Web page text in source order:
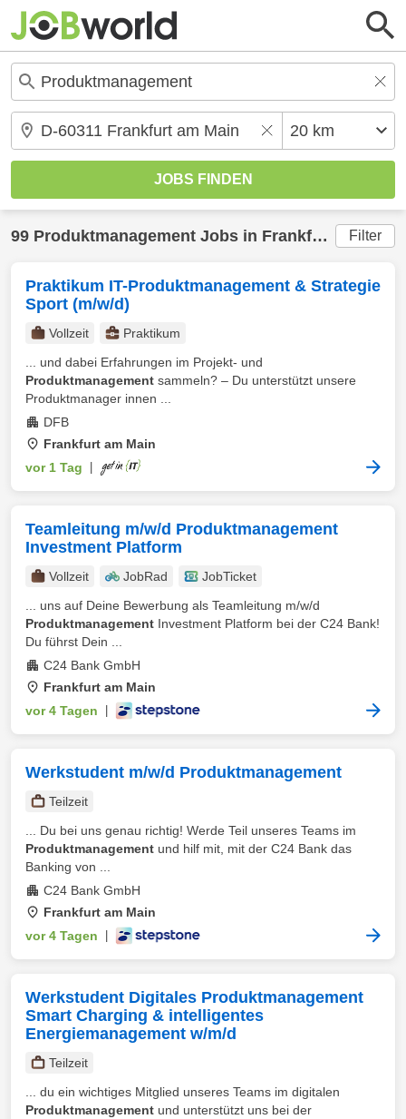
99 Produktmanagement Jobs in Frankfurt am Main Filter
Praktikum IT-Produktmanagement & Strategie
Sport (m/w/d)
Vollzeit
Praktikum
... und dabei Erfahrungen im Projekt- und
Produktmanagement sammeln? – Du unterstützt unsere
Produktmanager innen ...
DFB
Frankfurt am Main
vor 1 Tag
Teamleitung m/w/d Produktmanagement
Investment Platform
Vollzeit JobRad
JobTicket
... uns auf Deine Bewerbung als Teamleitung m/w/d
Produktmanagement Investment Platform bei der C24 Bank!
Du führst Dein ...
C24 Bank GmbH
Frankfurt am Main
vor 4 Tagen
Werkstudent m/w/d Produktmanagement
Teilzeit
... Du bei uns genau richtig! Werde Teil unseres Teams im
Produktmanagement und hilf mit, mit der C24 Bank das
Banking von ...
C24 Bank GmbH
Frankfurt am Main
vor 4 Tagen
Werkstudent Digitales Produktmanagement
Smart Charging & intelligentes
Energiemanagement w/m/d
Teilzeit
... du ein wichtiges Mitglied unseres Teams im digitalen
Produktmanagement und unterstützt uns bei der